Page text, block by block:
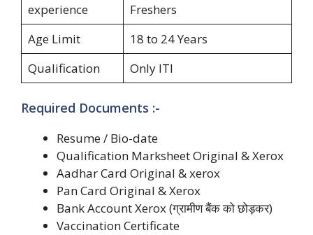
experience
Freshers
Age Limit
18 to 24 Years
Qualification
Only ITI
Required Documents :-
Resume / Bio-date
Qualification Marksheet Original & Xerox
Aadhar Card Original & xerox
Pan Card Original & Xerox
Bank Account Xerox (ग्रामीण बैंक को छोड़कर)
Vaccination Certificate